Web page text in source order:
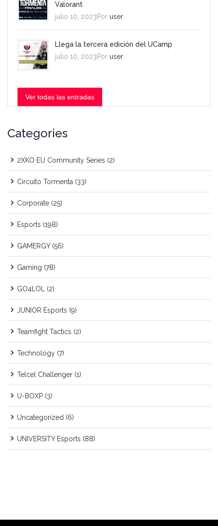
Valorant
julio 10, 2023Por user
Llega la tercera edición del UCamp
julio 10, 2023Por user
Ver todas las entradas
Categories
2XKO EU Community Series (2)
Circuito Tormenta (33)
Corporate (25)
Esports (198)
GAMERGY(56)
Gaming (78)
GO4LOL (2)
JUNIOR Esports (9)
Teamfight Tactics (2)
Technology (7)
Telcel Challenger (1)
U-BOXP (3)
Uncategorized (6)
UNIVERSITY Esports (88)